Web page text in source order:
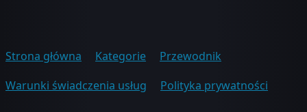
Strona główna Kategorie
Przewodnik
Warunki świadczenia usług
Polityka prywatności